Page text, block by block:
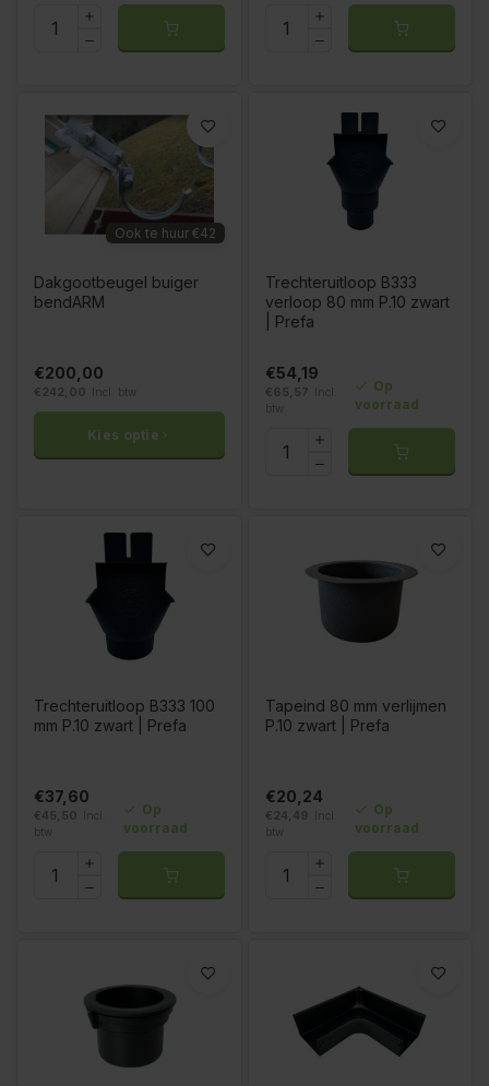
Ook te huur €42
Dakgootbeugel buiger
bendARM
€200,00
€242,00 Incl. btw
Kies optie
Trechteruitloop B333
verloop 80 mm P.10 zwart
| Prefa
€54,19
€65,57
Incl.
btw
Op
voorraad
Trechteruitloop B333 100
mm P.10 zwart | Prefa
€37,60
€45,50
Incl.
btw
Op
voorraad
Tapeind 80 mm verlijmen
P.10 zwart | Prefa
€20,24
€24,49
Incl.
btw
Op
voorraad